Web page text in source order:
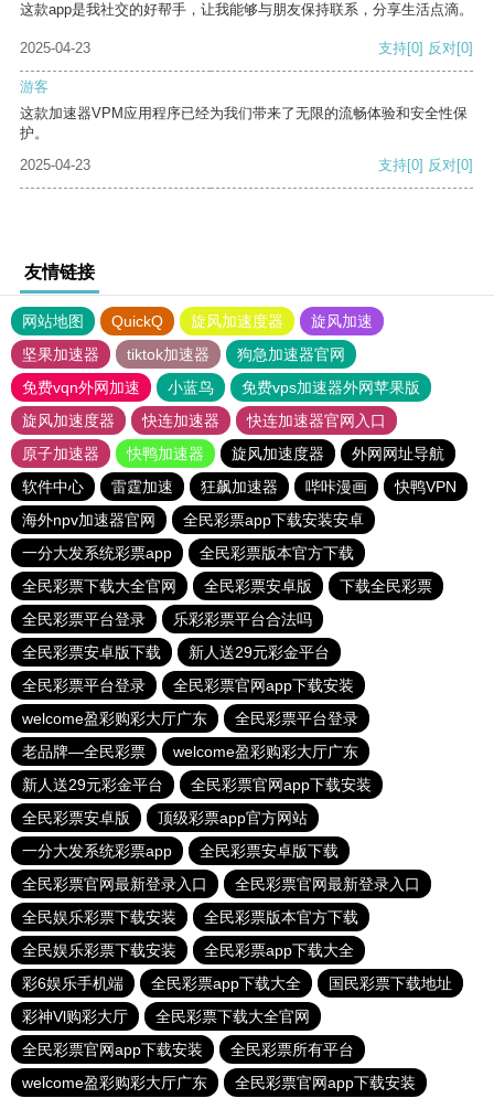
这款app是我社交的好帮手，让我能够与朋友保持联系，分享生活点滴。
2025-04-23 支持[0] 反对[0]
游客
这款加速器VPM应用程序已经为我们带来了无限的流畅体验和安全性保
护。
2025-04-23
支持[0] 反对[0]
友情链接
网站地图 QuickQ 旋风加速度器
旋风加速
坚果加速器
tiktok加速器
狗急加速器官网
免费vqn外网加速
小蓝鸟
免费vps加速器外网苹果版
旋风加速度器
快连加速器
快连加速器官网入口
原子加速器
快鸭加速器 旋风加速度器
外网网址导航
软件中心
雷霆加速 狂飙加速器 哔咔漫画
快鸭VPN
海外npv加速器官网
全民彩票app下载安装安卓
一分大发系统彩票app
全民彩票版本官方下载
全民彩票下载大全官网
全民彩票安卓版
下载全民彩票
全民彩票平台登录
乐彩彩票平台合法吗
全民彩票安卓版下载
新人送29元彩金平台
全民彩票平台登录
全民彩票官网app下载安装
welcome盈彩购彩大厅广东
全民彩票平台登录
老品牌—全民彩票
welcome盈彩购彩大厅广东
新人送29元彩金平台
全民彩票官网app下载安装
全民彩票安卓版
顶级彩票app官方网站
一分大发系统彩票app
全民彩票安卓版下载
全民彩票官网最新登录入口
全民彩票官网最新登录入口
全民娱乐彩票下载安装
全民彩票版本官方下载
全民娱乐彩票下载安装
全民彩票app下载大全
彩6娱乐手机端
全民彩票app下载大全
国民彩票下载地址
彩神Vl购彩大厅
全民彩票下载大全官网
全民彩票官网app下载安装
全民彩票所有平台
welcome盈彩购彩大厅广东
全民彩票官网app下载安装